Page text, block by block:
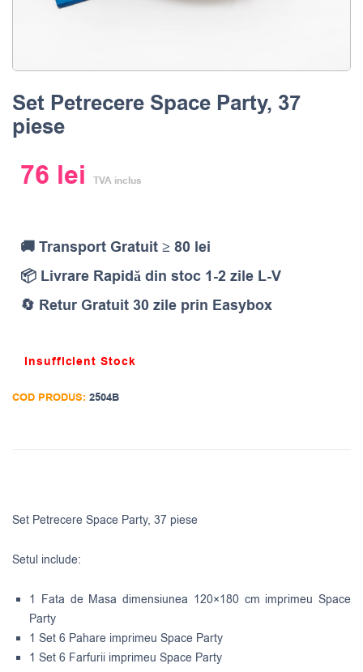
Set Petrecere Space Party, 37
piese
76 lei TVA inclus
🚚 Transport Gratuit ≥ 80 lei
📦 Livrare Rapidă din stoc 1-2 zile L-V
🔄 Retur Gratuit 30 zile prin Easybox
Insufficient Stock
COD PRODUS: 2504B
Set Petrecere Space Party, 37 piese
Setul include:
1 Fata de Masa dimensiunea 120×180 cm imprimeu Space
Party
1 Set 6 Pahare imprimeu Space Party
1 Set 6 Farfurii imprimeu Space Party